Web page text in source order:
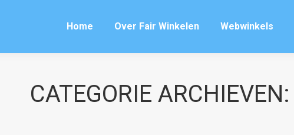
Home Over Fair Winkelen Webwinkels
CATEGORIE ARCHIEVEN: